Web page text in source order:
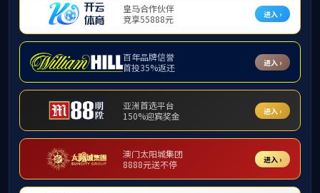
基层党建
支部设置
党团建设
学习园地
党史学习教育
支部设置